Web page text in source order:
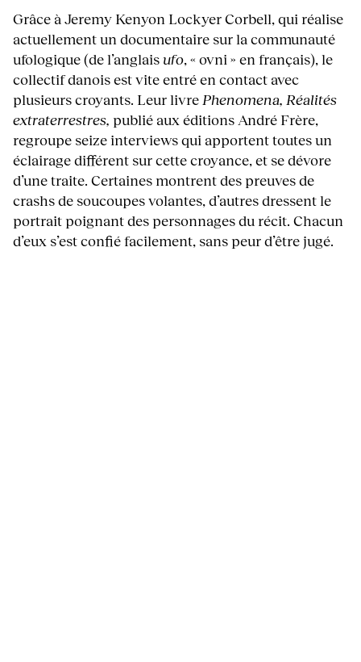
Grâce à Jeremy Kenyon Lockyer Corbell, qui réalise
actuellement un documentaire sur la communauté
ufologique (de l’anglaisufo, « ovni » en français), le
collectif danois est vite entré en contact avec
plusieurs croyants. Leur livre Phenomena, Réalités
extraterrestres, publié aux éditions André Frère,
regroupe seize interviews qui apportent toutes un
éclairage différent sur cette croyance, et se dévore
d’une traite. Certaines montrent des preuves de
crashs de soucoupes volantes, d’autres dressent le
portrait poignant des personnages du récit. Chacun
d’eux s’est confié facilement, sans peur d’être jugé.